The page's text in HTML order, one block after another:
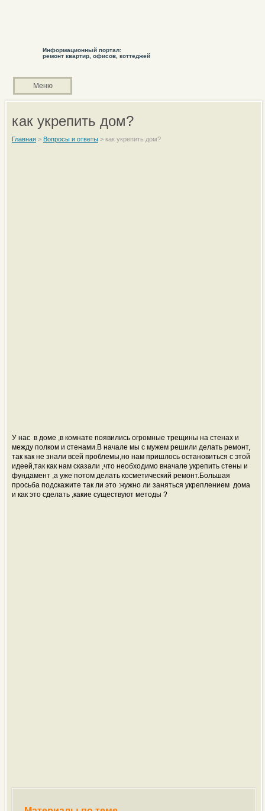
Информационный портал:
ремонт квартир, офисов, коттеджей
Меню
как укрепить дом?
Главная> Вопросы и ответы> как укрепить дом?
У нас в доме ,в комнате появились огромные трещины на стенах и
между полком и стенами.В начале мы с мужем решили делать ремонт,
так как не знали всей проблемы,но нам пришлось остановиться с этой
идеей,так как нам сказали ,что необходимо вначале укрепить стены и
фундамент ,а уже потом делать косметический ремонт.Большая
просьба подскажите так ли это :нужно ли заняться укреплением дома
и как это сделать ,какие существуют методы ?